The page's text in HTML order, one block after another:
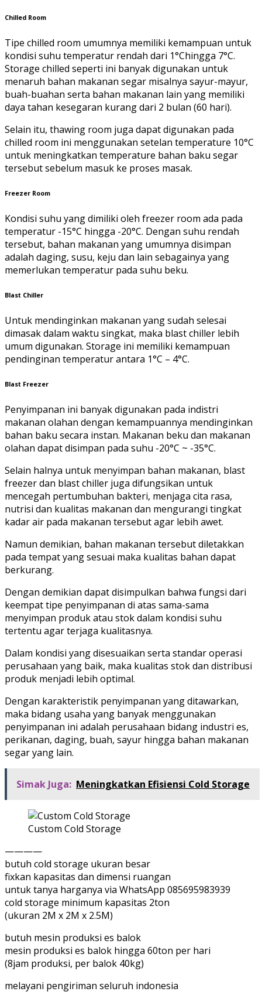
Chilled Room
Tipe chilled room umumnya memiliki kemampuan untuk
kondisi suhu temperatur rendah dari 1°Chingga 7°C.
Storage chilled seperti ini banyak digunakan untuk
menaruh bahan makanan segar misalnya sayur-mayur,
buah-buahan serta bahan makanan lain yang memiliki
daya tahan kesegaran kurang dari 2 bulan (60 hari).
Selain itu, thawing room juga dapat digunakan pada
chilled room ini menggunakan setelan temperature 10°C
untuk meningkatkan temperature bahan baku segar
tersebut sebelum masuk ke proses masak.
Freezer Room
Kondisi suhu yang dimiliki oleh freezer room ada pada
temperatur -15°C hingga -20°C. Dengan suhu rendah
tersebut, bahan makanan yang umumnya disimpan
adalah daging, susu, keju dan lain sebagainya yang
memerlukan temperatur pada suhu beku.
Blast Chiller
Untuk mendinginkan makanan yang sudah selesai
dimasak dalam waktu singkat, maka blast chiller lebih
umum digunakan. Storage ini memiliki kemampuan
pendinginan temperatur antara 1°C – 4°C.
Blast Freezer
Penyimpanan ini banyak digunakan pada indistri
makanan olahan dengan kemampuannya mendinginkan
bahan baku secara instan. Makanan beku dan makanan
olahan dapat disimpan pada suhu -20°C ~ -35°C.
Selain halnya untuk menyimpan bahan makanan, blast
freezer dan blast chiller juga difungsikan untuk
mencegah pertumbuhan bakteri, menjaga cita rasa,
nutrisi dan kualitas makanan dan mengurangi tingkat
kadar air pada makanan tersebut agar lebih awet.
Namun demikian, bahan makanan tersebut diletakkan
pada tempat yang sesuai maka kualitas bahan dapat
berkurang.
Dengan demikian dapat disimpulkan bahwa fungsi dari
keempat tipe penyimpanan di atas sama-sama
menyimpan produk atau stok dalam kondisi suhu
tertentu agar terjaga kualitasnya.
Dalam kondisi yang disesuaikan serta standar operasi
perusahaan yang baik, maka kualitas stok dan distribusi
produk menjadi lebih optimal.
Dengan karakteristik penyimpanan yang ditawarkan,
maka bidang usaha yang banyak menggunakan
penyimpanan ini adalah perusahaan bidang industri es,
perikanan, daging, buah, sayur hingga bahan makanan
segar yang lain.
Simak Juga: Meningkatkan Efisiensi Cold Storage
Custom Cold Storage
————
butuh cold storage ukuran besar
fixkan kapasitas dan dimensi ruangan
untuk tanya harganya via WhatsApp 085695983939
cold storage minimum kapasitas 2ton
(ukuran 2M x 2M x 2.5M)
butuh mesin produksi es balok
mesin produksi es balok hingga 60ton per hari
(8jam produksi, per balok 40kg)
melayani pengiriman seluruh indonesia